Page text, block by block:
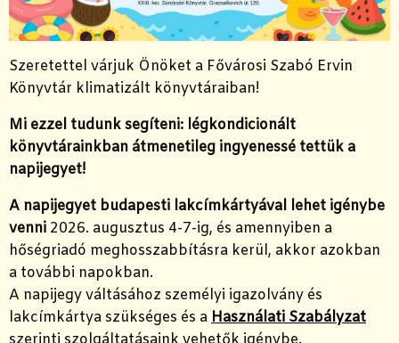
Szeretettel várjuk Önöket a Fővárosi Szabó Ervin
Könyvtár klimatizált könyvtáraiban!
Mi ezzel tudunk segíteni: légkondicionált
könyvtárainkban átmenetileg ingyenessé tettük a
napijegyet!
A napijegyet budapesti lakcímkártyával lehet igénybe
venni 2026. augusztus 4-7-ig, és amennyiben a
hőségriadó meghosszabbításra kerül, akkor azokban
a további napokban.
A napijegy váltásához személyi igazolvány és
lakcímkártya szükséges és aHasználati Szabályzat